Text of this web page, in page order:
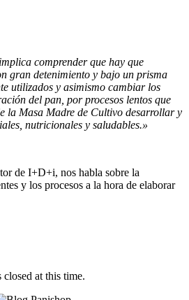
comprender que hay que
gran detenimiento y bajo un prisma
utilizados y asimismo cambiar los
del pan, por procesos lentos que
la Masa Madre de Cultivo desarrollar y
nutricionales y saludables.»
de I+D+i, nos habla sobre la
y los procesos a la hora de elaborar
at this time.